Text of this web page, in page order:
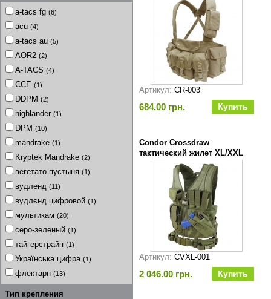
a-tacs fg (6)
acu (4)
a-tacs au (5)
AOR2 (2)
A-TACS (4)
CCE (1)
DDPM (2)
highlander (1)
DPM (10)
mandrake (1)
Kryptek Mandrake (2)
вегетато пустыня (1)
вудленд (11)
вудлєнд цифровой (1)
мультикам (20)
серо-зеленый (1)
тайгерстрайп (1)
Українська цифра (1)
флектарн (13)
Тип крепления
Артикул: CR-003
684.00 грн.
Condor Crossdraw
тактический жилет XL/XXL
olive олива
Артикул: CVXL-001
2 046.00 грн.